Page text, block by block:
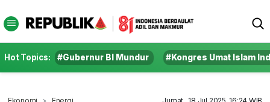
Hot Topics: #Gubernur BI Mundur #Kongres Umat Islam